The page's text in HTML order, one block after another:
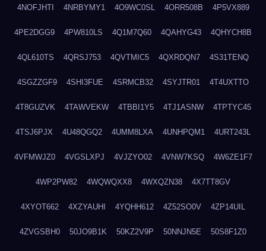
4NOFJHTI 4NRBYMY1 4O9WC0SL 4ORR508B 4P5VX889
4PE2DGG9 4PW810LS 4Q1M7Q60 4QAHYG43 4QHYCH8B
4QL610TS 4QRSJ753 4QVTMIC5 4QXRDQN7 4S31TENQ
4SGZZGF9 4SHI3FUE 4SRMCB32 4SYJTR01 4T4UXTTO
4T8GUZVK 4TAWVEKW 4TBBI1Y5 4TJ1ASNW 4TPTYC45
4TSJ6PJX 4U48QGQ2 4UMM8LXA 4UNHPQM1 4URT243L
4VFMWJZ0 4VGSLXPJ 4VJZYO02 4VNW7KSQ 4W6ZE1F7
4WP2PW82 4WQWQXX8 4WXQZN38 4X7TT8GV
4XYOT662 4XZYAUHI 4YQHH612 4Z52SO0V 4ZP14UIL
4ZVGSBH0 50JO9B1K 50KZ2V9P 50NNJN5E 50S8F1Z0